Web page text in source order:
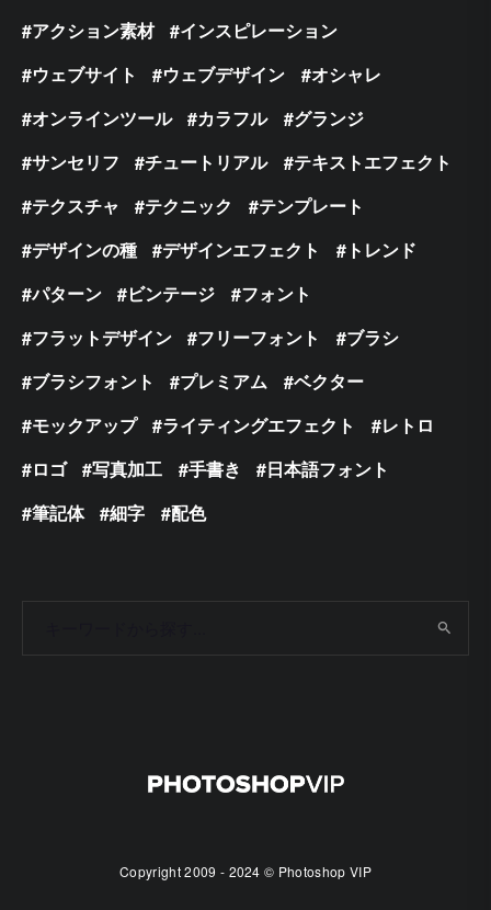
アクション素材
インスピレーション
ウェブサイト
ウェブデザイン
オシャレ
オンラインツール
カラフル
グランジ
サンセリフ
チュートリアル
テキストエフェクト
テクスチャ
テクニック
テンプレート
デザインの種
デザインエフェクト
トレンド
パターン
ビンテージ
フォント
フラットデザイン
フリーフォント
ブラシ
ブラシフォント
プレミアム
ベクター
モックアップ
ライティングエフェクト
レトロ
ロゴ
写真加工 手書き
日本語フォント
筆記体
細字 配色
Copyright 2009 - 2024 © Photoshop VIP